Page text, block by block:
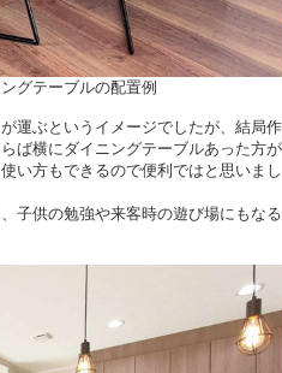
グテーブルの配置例
運ぶというイメージでしたが、結局作
ば横にダイニングテーブルあった方が
い方もできるので便利ではと思いまし
子供の勉強や来客時の遊び場にもなる